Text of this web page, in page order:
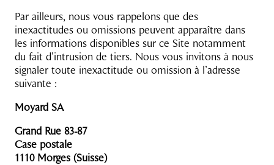
Par ailleurs, nous vous rappelons que des
inexactitudes ou omissions peuvent apparaître dans
les informations disponibles sur ce Site notamment
du fait d’intrusion de tiers. Nous vous invitons à nous
signaler toute inexactitude ou omission à l’adresse
suivante :
Moyard SA
Grand Rue 83-87
Case postale
1110 Morges (Suisse)